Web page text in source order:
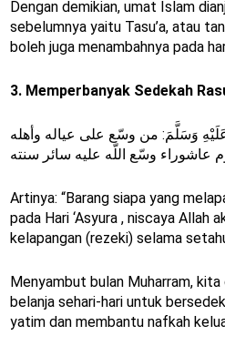
Dengan demikian, umat Islam
sebelumnya yaitu Tasu’a, atau
boleh juga menambahnya pada
وَسَلَّمَ: من وسّع على عياله وأهله
عاشوراء وسّع اللّه عليه سائر سنته
Artinya: “Barang siapa yang
pada Hari ‘Asyura , niscaya Allah
kelapangan (rezeki) selama
Menyambut bulan Muharram,
belanja sehari-hari untuk
yatim dan membantu nafkah